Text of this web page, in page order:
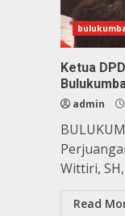
Ketua
admin
Wittiri,
Read